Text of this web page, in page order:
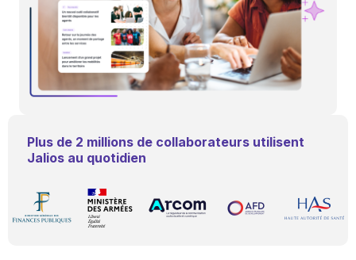
Plus de 2 millions de collaborateurs utilisent
Jalios au quotidien